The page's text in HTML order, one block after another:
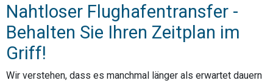
Nahtloser Flughafentransfer -
Behalten Sie Ihren Zeitplan im
Griff!
Wir verstehen, dass es manchmal länger als erwartet dauern